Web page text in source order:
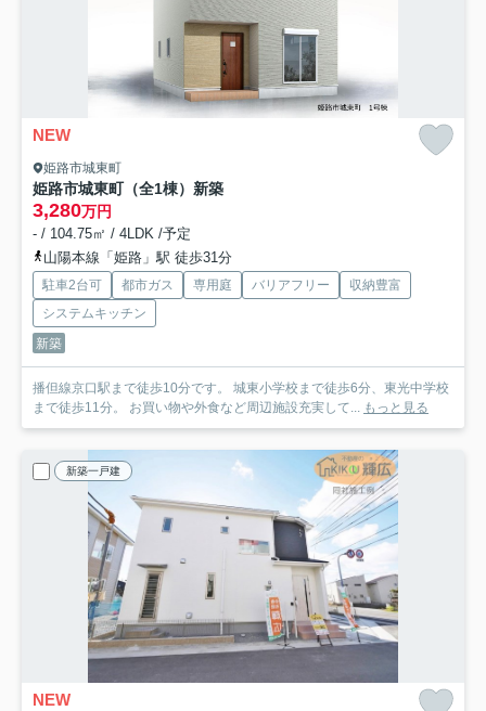
NEW
姫路市城東町
姫路市城東町（全1棟）新築
3,280万円
- / 104.75㎡ / 4LDK /予定
山陽本線「姫路」駅 徒歩31分
駐車2台可 都市ガス 専用庭 バリアフリー
収納豊富
システムキッチン
新築
播但線京口駅まで徒歩10分です。 城東小学校まで徒歩6分、東光中学校
まで徒歩11分。 お買い物や外食など周辺施設充実して... もっと見る
新築一戸建
NEW